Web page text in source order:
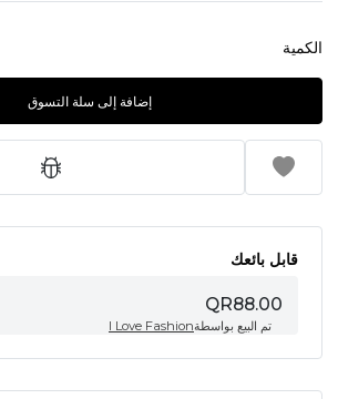
الكمية
إضافة إلى سلة التسوق
قابل بائعك
QR88.00
تم البيع بواسطةI Love Fashion